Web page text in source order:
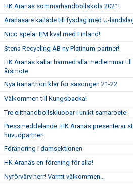
HK Aranäs sommarhandbollskola 2021!
Aranäsare kallade till fysdag med U-
Nico spelar EM kval med Finland!
Stena Recycling AB ny Platinum-partner!
HK Aranäs kallar härmed alla medlemmar
årsmöte
Nya tränartrion klar för säsongen 21-22
Välkommen till Kungsbacka!
Tre elithandbollsklubbar i unikt samarbete!
Pressmeddelande: HK Aranäs presenterar
huvudpartner!
Förändring i damsektionen
HK Aranäs en förening för alla!
Nyförvärv herr! Varmt välkommen...